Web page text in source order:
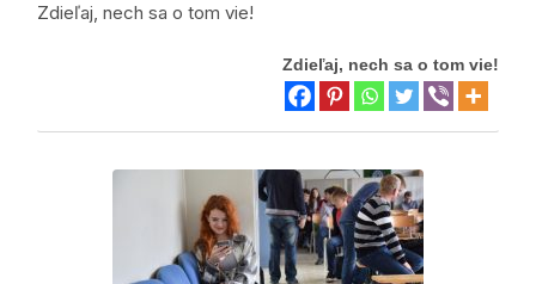
Zdieľaj, nech sa o tom vie!
Zdieľaj, nech sa o tom vie!